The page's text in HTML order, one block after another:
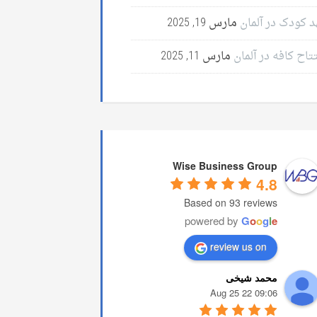
کودک در آلمان مارس 19, 2025
کافه در آلمان مارس 11, 2025
Wise Business Group
4.8
Based on 93 reviews
powered by Google
review us on
محمد شیخی
09:06 22 Aug 25